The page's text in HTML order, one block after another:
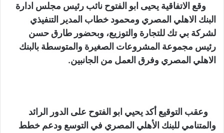
وقع الاتفاقية يحيى ابو الفتوح نائب رئيس مجلس ادارة
البنك الاهلي المصري ومحمود خطاب المدير التنفيذي
لشركة بي تك للتجارة والتوزيع، وبحضور طارق حسن
رئيس مجموعة المشروعات الصغيرة والمتوسطة بالبنك
الاهلي المصري وفرق العمل من الجانبين.
وعقب التوقيع أكد يحيي ابو الفتوح على الدور الرائد
والمتنامي للبنك الأهلي المصري في التوسع ودعم خطط